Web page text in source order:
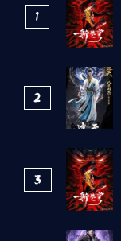
1
2
3